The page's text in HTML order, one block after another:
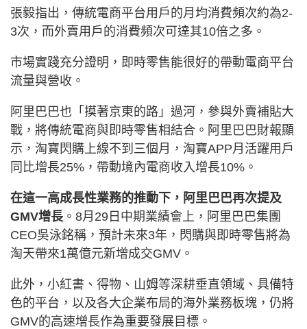
張毅指出，傳統電商平台用戶的月均消費頻次約為2-
3次，而外賣用戶的消費頻次可達其10倍之多。
市場實踐充分證明，即時零售能很好的帶動電商平台
流量與營收。
阿里巴巴也「摸著京東的路」過河，參與外賣補貼大
戰，將傳統電商與即時零售相結合。阿里巴巴財報顯
示，淘寶閃購上線不到三個月，淘寶APP月活躍用戶
同比增長25%，帶動境內電商收入增長10%。
在這一高成長性業務的推動下，阿里巴巴再次提及
GMV增長。8月29日中期業績會上，阿里巴巴集團
CEO吳泳銘稱，預計未來3年，閃購與即時零售將為
淘天帶來1萬億元新增成交GMV。
此外，小紅書、得物、山姆等深耕垂直領域、具備特
色的平台，以及各大企業布局的海外業務板塊，仍將
GMV的高速增長作為重要發展目標。